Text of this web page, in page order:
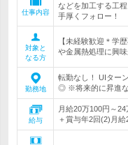
仕事内容
などを加工する工
手厚くフォロー！
対象と
なる方
【未経験歓迎＊学
や金属熱処理に興
勤務地
転勤なし！ UIター
◎ ※将来的に昇進
給与
月給20万100円～
＋賞与年2回(2)月給